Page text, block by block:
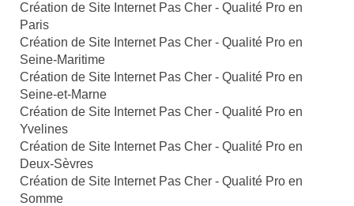
Création de Site Internet Pas Cher - Qualité Pro en
Paris
Création de Site Internet Pas Cher - Qualité Pro en
Seine-Maritime
Création de Site Internet Pas Cher - Qualité Pro en
Seine-et-Marne
Création de Site Internet Pas Cher - Qualité Pro en
Yvelines
Création de Site Internet Pas Cher - Qualité Pro en
Deux-Sèvres
Création de Site Internet Pas Cher - Qualité Pro en
Somme